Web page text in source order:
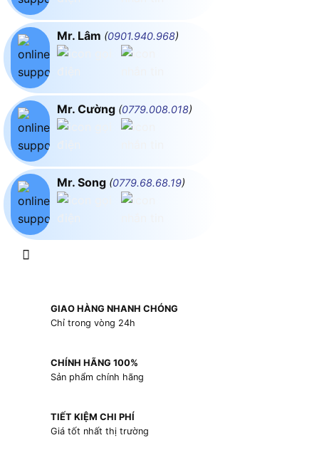
Mr. Lâm (0901.940.968)
Mr. Cường (0779.008.018)
Mr. Song (0779.68.68.19)
GIAO HÀNG NHANH CHÓNG
Chỉ trong vòng 24h
CHÍNH HÃNG 100%
Sản phẩm chính hãng
TIẾT KIỆM CHI PHÍ
Giá tốt nhất thị trường